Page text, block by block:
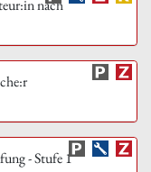
nach
- Stufe 1